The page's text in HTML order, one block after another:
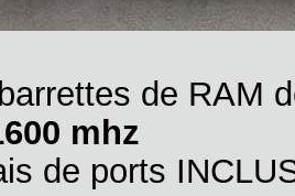
de RAM
mhz
de ports